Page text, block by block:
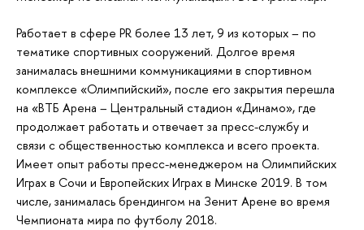
Работает в сфере PR более 13 лет, 9 из которых – по
тематике спортивных сооружений. Долгое время
занималась внешними коммуникациями в спортивном
комплексе «Олимпийский», после его закрытия перешла
на «ВТБ Арена – Центральный стадион «Динамо», где
продолжает работать и отвечает за пресс-службу и
связи с общественностью комплекса и всего проекта.
Имеет опыт работы пресс-менеджером на Олимпийских
Играх в Сочи и Европейских Играх в Минске 2019. В том
числе, занималась брендингом на Зенит Арене во время
Чемпионата мира по футболу 2018.